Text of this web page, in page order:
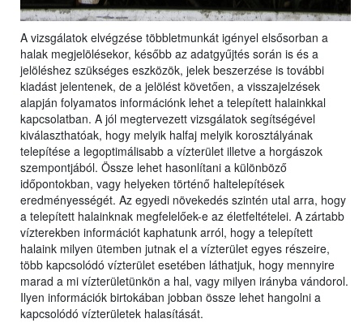
A vizsgálatok elvégzése többletmunkát igényel elsősorban a
halak megjelölésekor, később az adatgyűjtés során is és a
jelöléshez szükséges eszközök, jelek beszerzése is további
kiadást jelentenek, de a jelölést követően, a visszajelzések
alapján folyamatos információnk lehet a telepített halainkkal
kapcsolatban. A jól megtervezett vizsgálatok segítségével
kiválaszthatóak, hogy melyik halfaj melyik korosztályának
telepítése a legoptimálisabb a vízterület illetve a horgászok
szempontjából. Össze lehet hasonlítani a különböző
időpontokban, vagy helyeken történő haltelepítések
eredményességét. Az egyedi növekedés szintén utal arra, hogy
a telepített halainknak megfelelőek-e az életfeltételei. A zártabb
vízterekben információt kaphatunk arról, hogy a telepített
halaink milyen ütemben jutnak el a vízterület egyes részeire,
több kapcsolódó vízterület esetében láthatjuk, hogy mennyire
marad a mi vízterületünkön a hal, vagy milyen irányba vándorol.
Ilyen információk birtokában jobban össze lehet hangolni a
kapcsolódó vízterületek halasítását.